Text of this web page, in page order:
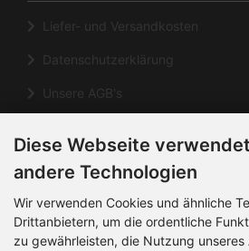
Liefer- und Versandkosten
Datenschutzerklärung
Unsere AGB's
Informationen
Kontakt
Diese Webseite
andere Technologien
Wir verwenden Cookies und ähnliche
Drittanbietern, um die ordentliche
zu gewährleisten, die Nutzung unseres